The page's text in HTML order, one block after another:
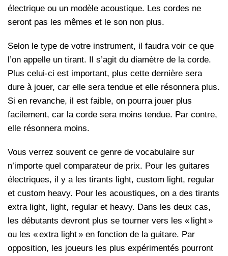
électrique ou un modèle acoustique. Les cordes ne
seront pas les mêmes et le son non plus.
Selon le type de votre instrument, il faudra voir ce que
l’on appelle un tirant. Il s’agit du diamètre de la corde.
Plus celui-ci est important, plus cette dernière sera
dure à jouer, car elle sera tendue et elle résonnera plus.
Si en revanche, il est faible, on pourra jouer plus
facilement, car la corde sera moins tendue. Par contre,
elle résonnera moins.
Vous verrez souvent ce genre de vocabulaire sur
n’importe quel comparateur de prix. Pour les guitares
électriques, il y a les tirants light, custom light, regular
et custom heavy. Pour les acoustiques, on a des tirants
extra light, light, regular et heavy. Dans les deux cas,
les débutants devront plus se tourner vers les « light »
ou les « extra light » en fonction de la guitare. Par
opposition, les joueurs les plus expérimentés pourront